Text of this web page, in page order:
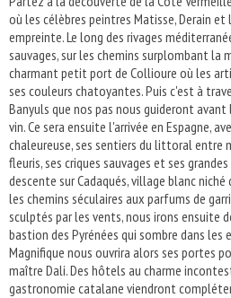
où les célèbres peintres Matisse, Derain
empreinte. Le long des rivages
sauvages, sur les chemins surplombant la
charmant petit port de Collioure où les
ses couleurs chatoyantes. Puis c'est à
Banyuls que nos pas nous guideront
vin. Ce sera ensuite l'arrivée en Espagne,
chaleureuse, ses sentiers du littoral entre
fleuris, ses criques sauvages et ses
descente sur Cadaqués, village blanc
les chemins séculaires aux parfums de
sculptés par les vents, nous irons ensuite
bastion des Pyrénées qui sombre dans les
Magnifique nous ouvrira alors ses portes
maître Dali. Des hôtels au charme
gastronomie catalane viendront